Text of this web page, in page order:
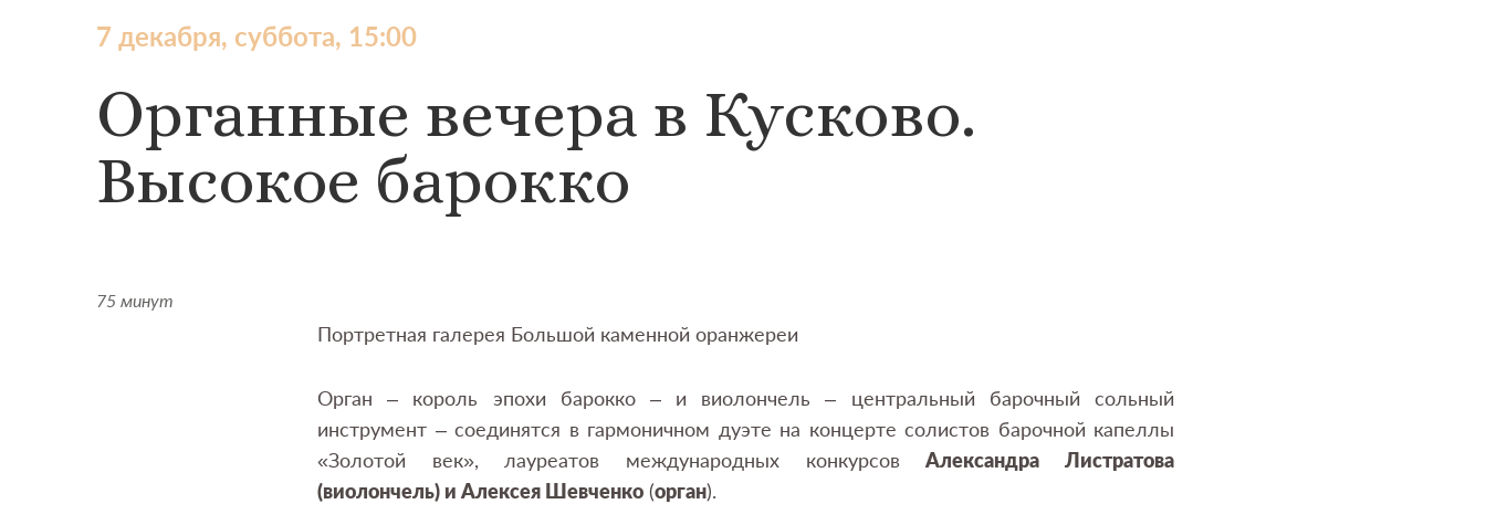
7 декабря, суббота, 15:00
Органные вечера в Кусково.
Высокое барокко
75 минут
Портретная галерея Большой каменной оранжереи
Орган – король эпохи барокко – и виолончель – центральный барочный сольный
инструмент – соединятся в гармоничном дуэте на концерте солистов барочной капеллы
«Золотой век», лауреатов международных конкурсовАлександра Листратова
(виолончель) и Алексея Шевченко (орган).